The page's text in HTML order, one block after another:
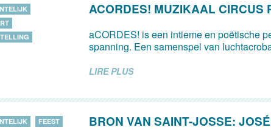
ACORDES! MUZIKAAL CIRCUS
aCORDES! is een intieme en poëtische
spanning. Een samenspel van
LIRE PLUS
FEEST BRON VAN SAINT-JOSSE: